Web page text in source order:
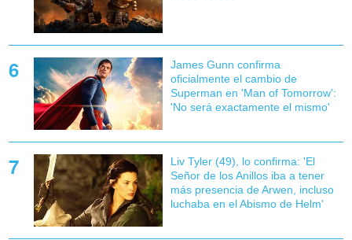
James Gunn confirma
oficialmente el cambio de
Superman en 'Man of Tomorrow':
'No será exactamente el mismo'
Liv Tyler (49), lo confirma: 'El
Señor de los Anillos iba a tener
más presencia de Arwen, incluso
luchaba en el Abismo de Helm'